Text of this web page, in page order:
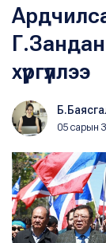
хүргүүллээ
05 сарын